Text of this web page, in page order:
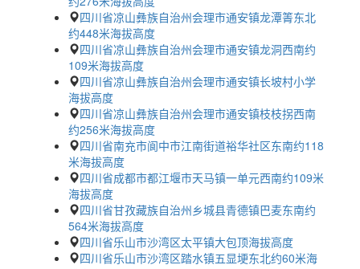
四川省凉山彝族自治州会理市通安镇龙潭箐东北
约448米海拔高度
四川省凉山彝族自治州会理市通安镇龙洞西南约
109米海拔高度
四川省凉山彝族自治州会理市通安镇长坡村小学
海拔高度
四川省凉山彝族自治州会理市通安镇枝枝拐西南
约256米海拔高度
四川省南充市阆中市江南街道裕华社区东南约118
米海拔高度
四川省成都市都江堰市天马镇一单元西南约109米
海拔高度
四川省甘孜藏族自治州乡城县青德镇巴麦东南约
564米海拔高度
四川省乐山市沙湾区太平镇大包顶海拔高度
四川省乐山市沙湾区踏水镇五显埂东北约60米海